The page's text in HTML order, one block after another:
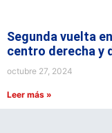
Segunda vuelta
centro derecha y
octubre 27, 2024
Leer más »